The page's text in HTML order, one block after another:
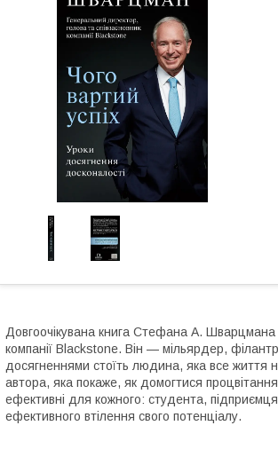
Довгоочікувана книга Стефана А. Шварцмана
компанії Blackstone. Він — мільярдер,
досягненнями стоїть людина, яка все життя
автора, яка покаже, як домогтися
ефективні для кожного: студента,
ефективного втілення свого потенціалу.